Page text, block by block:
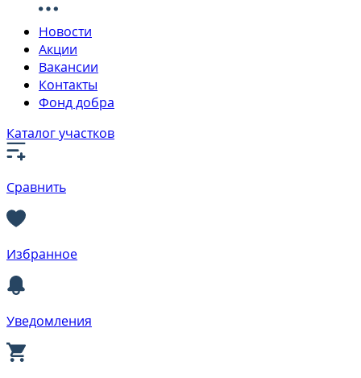
Новости
Акции
Вакансии
Контакты
Фонд добра
Каталог участков
Сравнить
Избранное
Уведомления